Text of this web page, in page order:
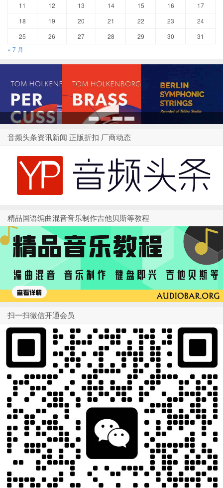
11
12 13 14 15 16
17
18
19 20 21 22 23
24
25
26 27 28 29 30
31
« 7 月
音频头条资讯新闻 正版折扣 厂商动态
精品国语编曲混音音乐制作吉他贝斯等教程
扫一扫微信开通会员